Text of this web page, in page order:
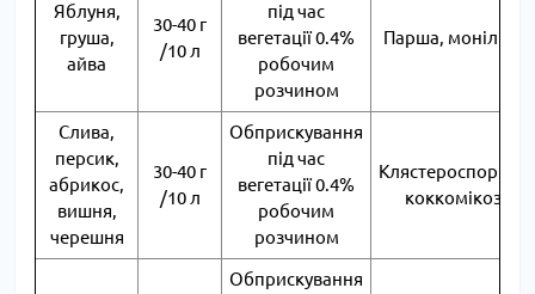
Яблуня,
груша,
айва
30-40 г
/10 л
під час
вегетації 0.4%
робочим
розчином
Парша, моніліоз
Слива,
персик,
абрикос,
вишня,
черешня
30-40 г
/10 л
Обприскування
під час
вегетації 0.4%
робочим
розчином
Клястероспоріоз,
коккомікоз
Обприскування